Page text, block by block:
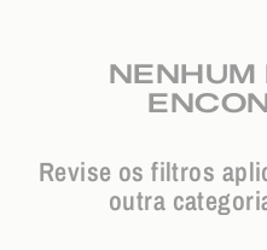
NENHUM
Revise os filtros
outra